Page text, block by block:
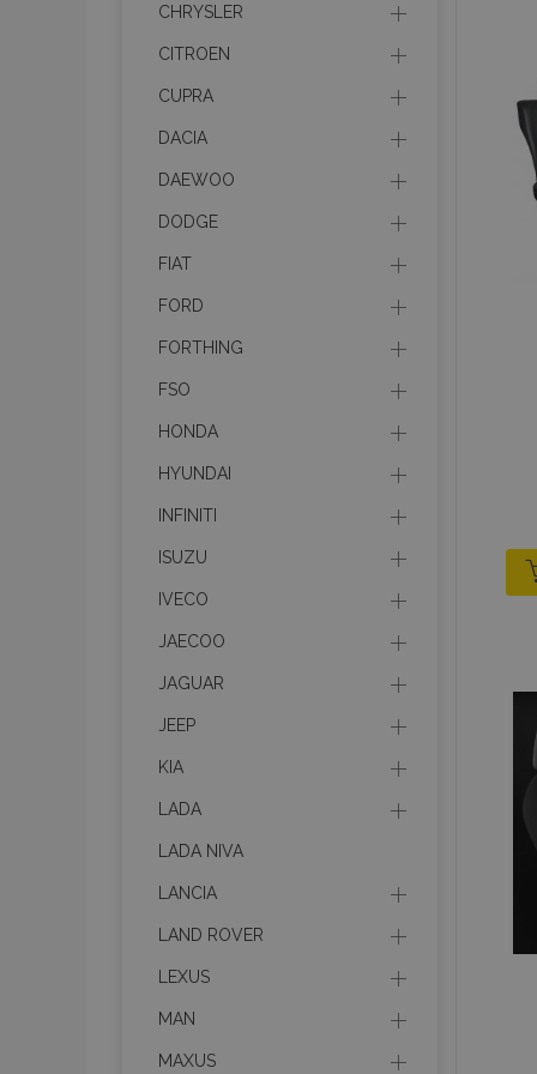
CHRYSLER
CITROEN
CUPRA
DACIA
DAEWOO
DODGE
FIAT
FORD
FORTHING
FSO
HONDA
HYUNDAI
INFINITI
ISUZU
IVECO
JAECOO
JAGUAR
JEEP
KIA
LADA
LADA NIVA
LANCIA
LAND ROVER
LEXUS
MAN
MAXUS
mage-cache-
X-Magento-Vary
mage-